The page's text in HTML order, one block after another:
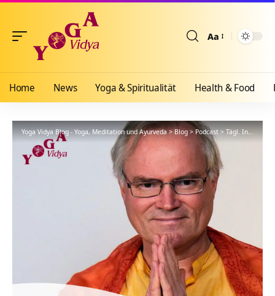
Aa
Home News Yoga & Spiritualität Health & Food
Yoga Vidya Blog - Yoga, Meditation und Ayurveda>Blog>Podcast>Tägl. Inspiration